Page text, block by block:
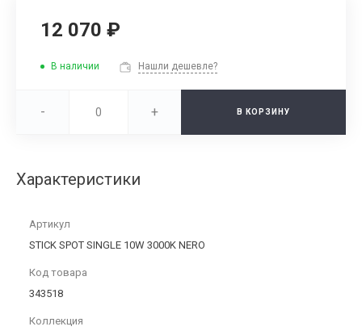
12 070 ₽
В наличии Нашли дешевле?
- + В КОРЗИНУ
Характеристики
Артикул
STICK SPOT SINGLE 10W 3000K NERO
Код товара
343518
Коллекция